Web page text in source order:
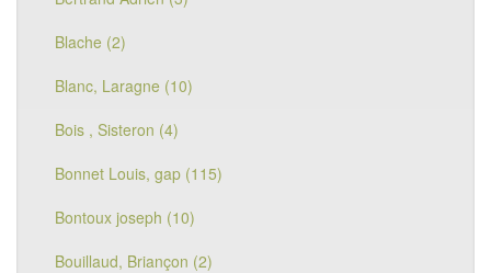
Blache (2)
Blanc, Laragne (10)
Bois , Sisteron (4)
Bonnet Louis, gap (115)
Bontoux joseph (10)
Bouillaud, Briançon (2)